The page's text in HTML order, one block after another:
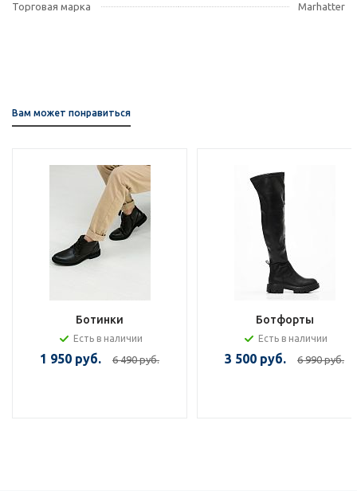
Торговая марка
Marhatter
Вам может понравиться
Ботинки
Есть в наличии
1 950 руб. 6 490 руб.
Ботфорты
Есть в наличии
3 500 руб. 6 990 руб.